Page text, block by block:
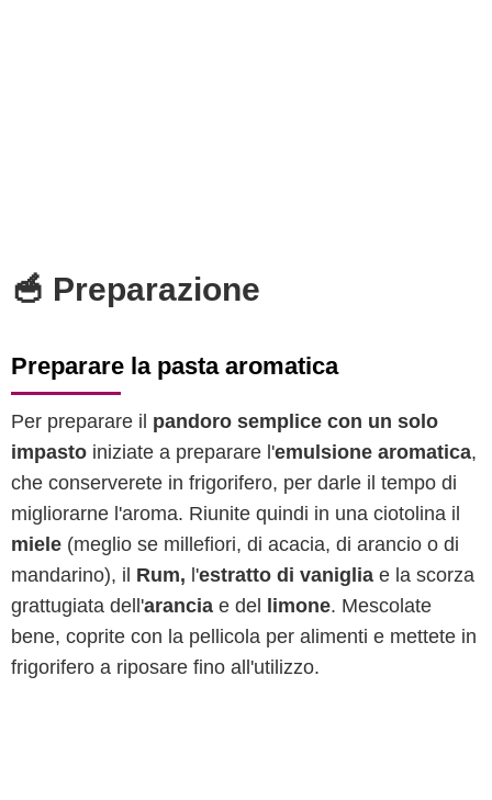
🥣 Preparazione
Preparare la pasta aromatica
Per preparare il pandoro semplice con un solo
impasto iniziate a preparare l'emulsione aromatica,
che conserverete in frigorifero, per darle il tempo di
migliorarne l'aroma. Riunite quindi in una ciotolina il
miele (meglio se millefiori, di acacia, di arancio o di
mandarino), il Rum, l'estratto di vaniglia e la scorza
grattugiata dell'arancia e del limone. Mescolate
bene, coprite con la pellicola per alimenti e mettete in
frigorifero a riposare fino all'utilizzo.